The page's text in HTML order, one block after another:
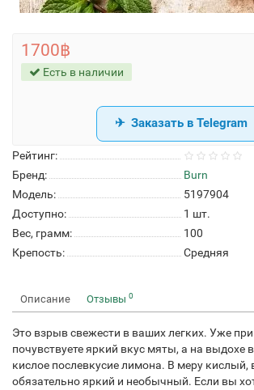
Рейтинг:
Бренд:
Burn
Модель:
5197904
Доступно:
1 шт.
Вес, грамм:
100
Крепость:
Средняя
1700฿
Есть в наличии
Заказать в Telegram
Описание Отзывы 0
Это взрыв свежести в ваших легких. Уже
почувствуете яркий вкус мяты, а на выдохе
кислое послевкусие лимона. В меру кислый,
обязательно яркий и необычный. Если вы